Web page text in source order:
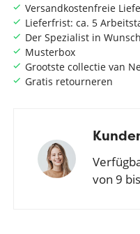
Versandkostenfreie
Lieferfrist: ca. 5
Der Spezialist in
Musterbox
Grootste collectie van
Gratis retourneren
von 9